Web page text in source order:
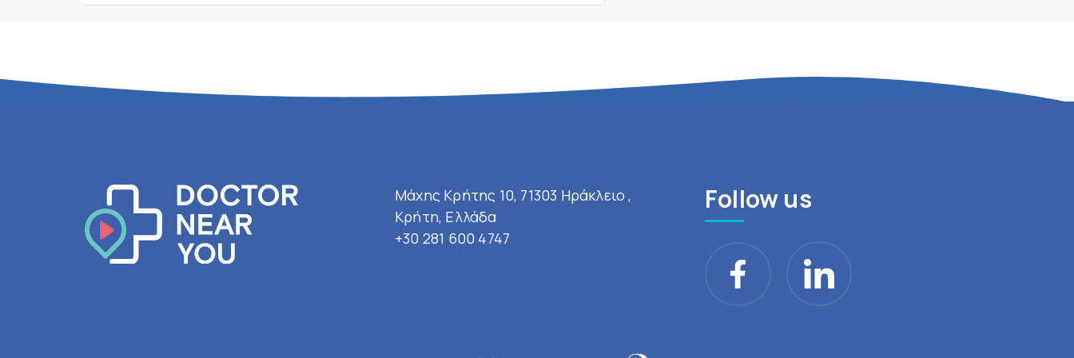
Μάχης Κρήτης 10, 71303 Ηράκλειο ,
Κρήτη, Ελλάδα
+30 281 600 4747
Follow us